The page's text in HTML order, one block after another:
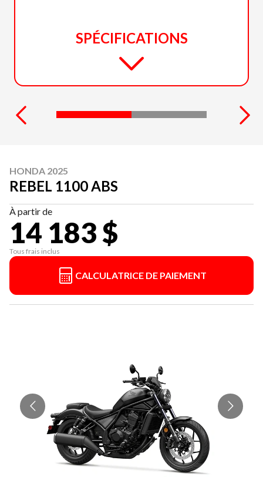
SPÉCIFICATIONS
HONDA 2025
REBEL 1100 ABS
À partir de
14 183 $
Tous frais inclus
CALCULATRICE DE PAIEMENT